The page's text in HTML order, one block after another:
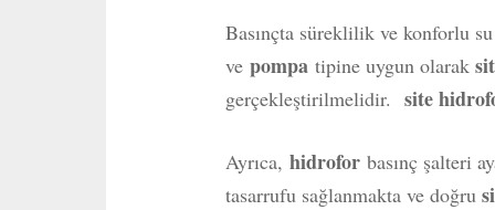
Basınçta süreklilik ve konforlu
ve pompatipine uygun olarak
gerçekleştirilmelidir. site
Ayrıca, hidroforbasınç şalteri
tasarrufu sağlanmakta ve doğru